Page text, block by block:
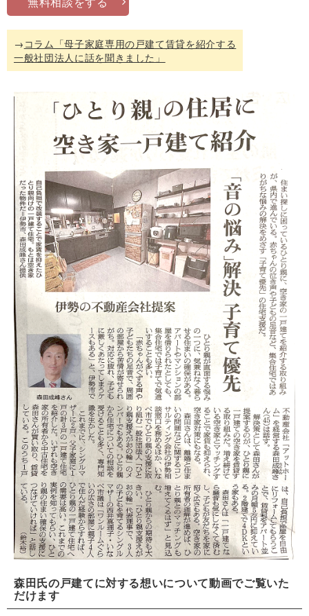
→ コラム「母子家庭専用の戸建て賃貸を紹介する
一般社団法人に話を聞きました」
森田氏の戸建てに対する想いについて動画でご覧いた
だけます